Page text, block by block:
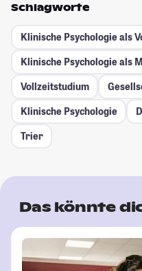
Schlagworte
Klinische Psychologie als
Klinische Psychologie als
Vollzeitstudium
Klinische Psychologie
Trier
Das könnte